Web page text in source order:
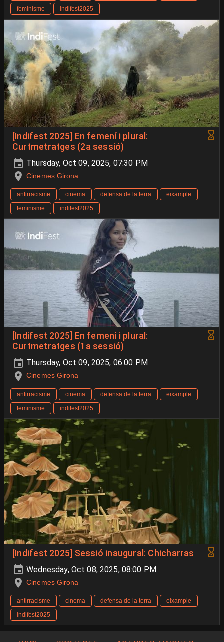
feminisme
indifest2025
[Indifest 2025] En femení i plural:
Curtmetratges (2a sessió)
Thursday, Oct 09, 2025, 07:30 PM
Cinemes Girona
antirracisme cinema defensa de la terra
eixample
feminisme
indifest2025
[Indifest 2025] En femení i plural:
Curtmetratges (1a sessió)
Thursday, Oct 09, 2025, 06:00 PM
Cinemes Girona
antirracisme cinema defensa de la terra
eixample
feminisme
indifest2025
[Indifest 2025] Sessió inaugural: Chicharras
Wednesday, Oct 08, 2025, 08:00 PM
Cinemes Girona
antirracisme cinema defensa de la terra
eixample
indifest2025